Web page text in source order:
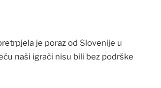
je poraz od Slovenije u
naši igrači nisu bili bez podrške